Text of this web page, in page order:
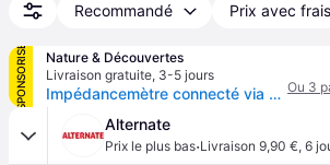
Recommandé Prix avec
SPONSORISÉ
Nature & Découvertes
Livraison gratuite, 3-5 jours
Impédancemètre connecté via bluetooth Ou 3
Alternate
Prix le plus bas·Livraison 9,90 €, 6